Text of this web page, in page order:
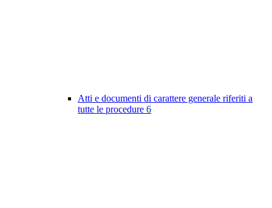
Atti e documenti di carattere generale riferiti a
tutte le procedure 6